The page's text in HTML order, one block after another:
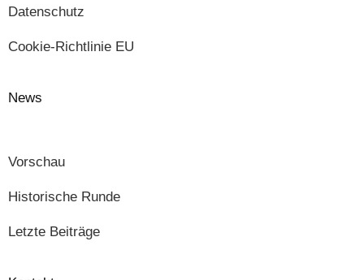
Datenschutz
Cookie-Richtlinie EU
News
Vorschau
Historische Runde
Letzte Beiträge